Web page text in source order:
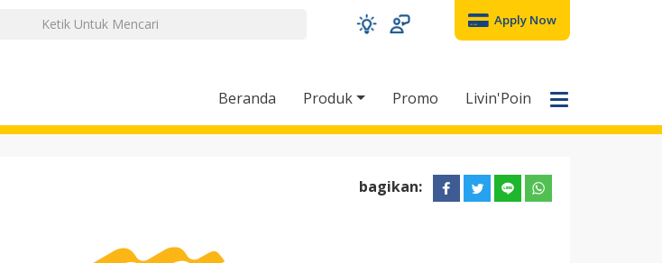
Apply Now
Beranda Produk Promo Livin'Poin
bagikan: